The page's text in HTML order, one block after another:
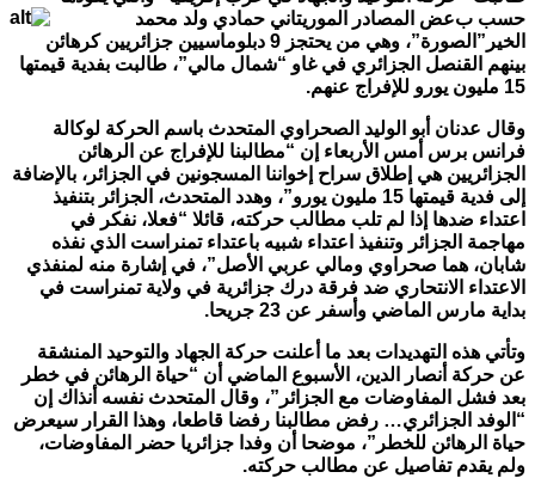
حسب بعض المصادر الموريتاني حمادي ولد محمد
الخير”الصورة”، وهي من يحتجز 9 دبلوماسيين
جزائريين كرهائن
بينهم القنصل الجزائري في غاو “شمال مالي”، طالبت بفدية قيمتها
15 مليون يورو للإفراج عنهم
.
وقال عدنان أبو الوليد الصحراوي المتحدث باسم الحركة لوكالة
فرانس برس أمس الأربعاء إن “مطالبنا للإفراج عن الرهائن
الجزائريين هي إطلاق سراح إخواننا المسجونين في الجزائر، بالإضافة
إلى فدية قيمتها 15 مليون يورو”، وهدد المتحدث، الجزائر بتنفيذ
اعتداء ضدها إذا لم تلب مطالب حركته، قائلا “فعلا، نفكر في
مهاجمة الجزائر وتنفيذ اعتداء شبيه باعتداء تمنراست الذي نفذه
شابان، هما صحراوي ومالي عربي الأصل”، في إشارة منه لمنفذي
الاعتداء الانتحاري ضد فرقة درك جزائرية في ولاية تمنراست في
بداية مارس الماضي وأسفر عن 23 جريحا
.
وتأتي هذه التهديدات بعد ما أعلنت حركة الجهاد والتوحيد المنشقة
عن حركة أنصار الدين، الأسبوع الماضي أن “حياة الرهائن في خطر
بعد فشل المفاوضات مع الجزائر”، وقال المتحدث نفسه أنذاك إن
“الوفد الجزائري… رفض مطالبنا رفضا قاطعا، وهذا القرار سيعرض
حياة الرهائن للخطر”، موضحا أن وفدا جزائريا حضر المفاوضات،
ولم يقدم تفاصيل عن مطالب حركته.